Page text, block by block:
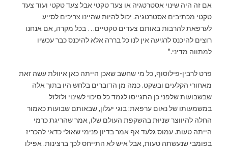
אם זה היה שינוי אסטרטגיה או צעד טקטי אבל צעד טקטי ועוד צעד
טקטי מכתיבים אסטרטגיה. יכול להיות שהיינו צריכים לסייע
לערפאת להרבות באותם צעדים טקטיים… בכל מקרה, אם אנחנו
רוצים להיכנס לרגיעה אין לנו כל בררה אלא להיכנס כבר עכשיו
למתווה מדיני."
פרט לרבין-פילוסוף, כל מי שחשב שאכן הייתה כאן איוולת עשה זאת
מאחורי הקלעים ובשקט. כמה מן הדוברים בלחש היו בתוך אלה
שבשבועות שלפני כן התגייסו לגמד כל סיכוי לשינוי ולזלזל
במשמעותו של נאום ערפאת: בוגי יעלון, שבאותם שבועות כאמור
החלה להיווצר שניוּת בהשקפת העולם שלו, אמר שהריגת כרמי
הייתה טעות. עמוס גלעד אף אמר בדיון פנימי שאולי כדאי להכריז
בפומבי שנעשתה טעות, אבל איש לא התייחס לכך ברצינות. אפילו